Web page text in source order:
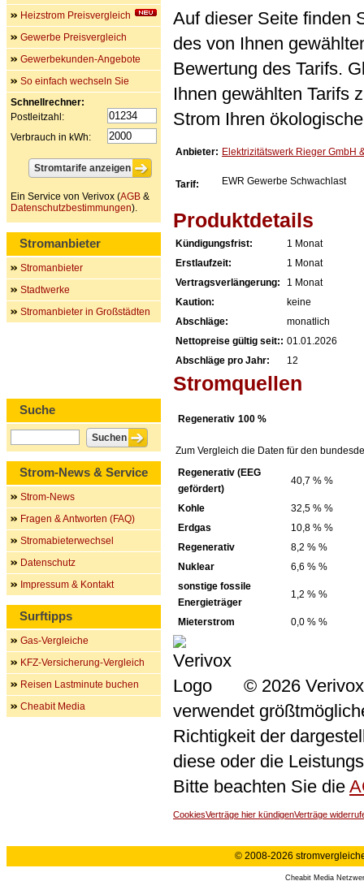
Auf dieser Seite finden
des von Ihnen
Bewertung des Tarifs.
Ihnen gewählten Tarifs
Strom Ihren
Anbieter: Elektrizitätswerk Rieger GmbH
Tarif: EWR Gewerbe Schwachlast
Produktdetails
Kündigungsfrist:
1 Monat
Erstlaufzeit:
1 Monat
Vertragsverlängerung:
1 Monat
Kaution:
keine
Abschläge:
monatlich
Nettopreise gültig seit:: 01.01.2026
Abschläge pro Jahr:
12
Stromquellen
Regenerativ 100 %
Zum Vergleich die Daten für den
Regenerativ (EEG
gefördert)
40,7 % %
Kohle
32,5 % %
Erdgas
10,8 % %
Regenerativ
8,2 % %
Nuklear
6,6 % %
sonstige fossile
Energieträger
1,2 % %
Mieterstrom 0,0 % %
© 2026
verwendet
Richtigkeit der
diese oder die
Bitte beachten Sie die
CookiesVerträge hier kündigenVerträge
Heizstrom Preisvergleich
Gewerbe Preisvergleich
Gewerbekunden-Angebote
So einfach wechseln Sie
Schnellrechner:
Postleitzahl:
Verbrauch in kWh:
Ein Service von Verivox (AGB &
Datenschutzbestimmungen).
Stromanbieter
Stromanbieter
Stadtwerke
Stromanbieter in Großstädten
Suche
Strom-News & Service
Strom-News
Fragen & Antworten (FAQ)
Stromabieterwechsel
Datenschutz
Impressum & Kontakt
Surftipps
Gas-Vergleiche
KFZ-Versicherung-Vergleich
Reisen Lastminute buchen
Cheabit Media
© 2008-2026
Cheabit Media